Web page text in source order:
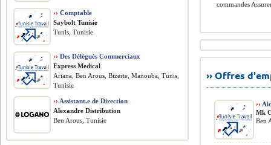
commandes
›› Offres
››
Mk
Ben
›› Comptable
Saybolt Tunisie
Tunis, Tunisie
›› Des Délégués Commerciaux
Express Medical
Ariana, Ben Arous, Bizerte, Manouba, Tunis,
Tunisie
›› Assistant.e de Direction
Alexandre Distribution
Ben Arous, Tunisie